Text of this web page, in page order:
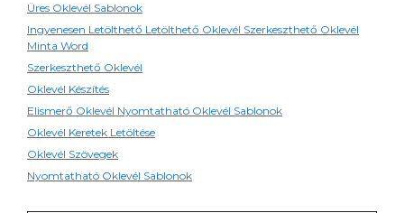
Üres Oklevél Sablonok
Ingyenesen Letölthető Letölthető Oklevél Szerkeszthető Oklevél
Minta Word
Szerkeszthető Oklevél
Oklevél Készítés
Elismerő Oklevél Nyomtatható Oklevél Sablonok
Oklevél Keretek Letöltése
Oklevél Szövegek
Nyomtatható Oklevél Sablonok